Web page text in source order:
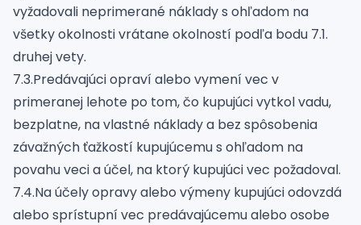
vyžadovali neprimerané náklady s ohľadom na
všetky okolnosti vrátane okolností podľa bodu 7.1.
druhej vety.
7.3.Predávajúci opraví alebo vymení vec v
primeranej lehote po tom, čo kupujúci vytkol vadu,
bezplatne, na vlastné náklady a bez spôsobenia
závažných ťažkostí kupujúcemu s ohľadom na
povahu veci a účel, na ktorý kupujúci vec požadoval.
7.4.Na účely opravy alebo výmeny kupujúci odovzdá
alebo sprístupní vec predávajúcemu alebo osobe